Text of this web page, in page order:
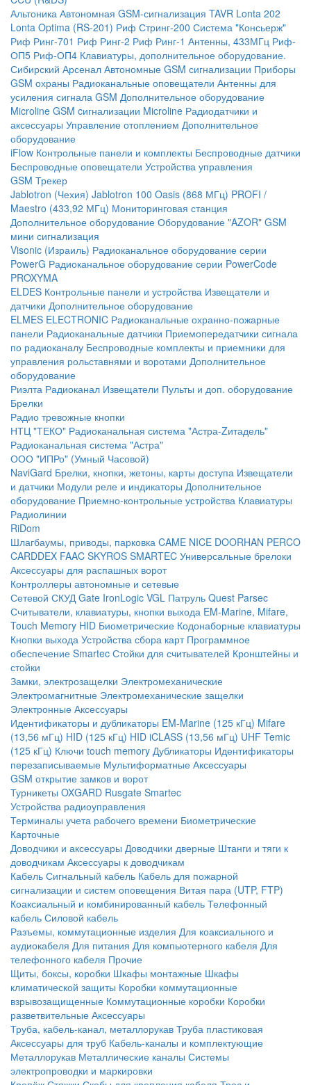
Альтоника Автономная GSM-сигнализация TAVR Lonta 202
Lonta Optima (RS-201) Риф Стринг-200 Система "Консьерж"
Риф Ринг-701 Риф Ринг-2 Риф Ринг-1 Антенны, 433МГц Риф-
ОП5 Риф-ОП4 Клавиатуры, дополнительное оборудование.
Сибирский Арсенал Автономные GSM сигнализации Приборы
GSM охраны Радиоканальные оповещатели Антенны для
усиления сигнала GSM Дополнительное оборудование
Microline GSM cигнализации Microline Радиодатчики и
аксессуары Управление отоплением Дополнительное
оборудование
iFlow Контрольные панели и комплекты Беспроводные датчики
Беспроводные оповещатели Устройства управления
GSM Трекер
Jablotron (Чехия) Jablotron 100 Oasis (868 МГц) PROFI /
Maestro (433,92 МГц) Мониторинговая станция
Дополнительное оборудование Оборудование "AZOR" GSM
мини сигнализация
Visonic (Израиль) Радиоканальное оборудование серии
PowerG Радиоканальное оборудование серии PowerCode
PROXYMA
ELDES Контрольные панели и устройства Извещатели и
датчики Дополнительное оборудование
ELMES ELECTRONIC Радиоканальные охранно-пожарные
панели Радиоканальные датчики Приемопередатчики сигнала
по радиоканалу Беспроводные комплекты и приемники для
управления рольставнями и воротами Дополнительное
оборудование
Риэлта Радиоканал Извещатели Пульты и доп. оборудование
Брелки
Радио тревожные кнопки
НТЦ "ТЕКО" Радиоканальная система "Астра-Zитадель"
Радиоканальная система "Астра"
ООО "ИПРо" (Умный Часовой)
NaviGard Брелки, кнопки, жетоны, карты доступа Извещатели
и датчики Модули реле и индикаторы Дополнительное
оборудование Приемно-контрольные устройства Клавиатуры
Радиолинии
RiDom
Шлагбаумы, приводы, парковка CAME NICE DOORHAN PERCO
CARDDEX FAAC SKYROS SMARTEC Универсальные брелоки
Аксессуары для распашных ворот
Контроллеры автономные и сетевые
Сетевой СКУД Gate IronLogic VGL Патруль Quest Parsec
Считыватели, клавиатуры, кнопки выхода EM-Marine, Mifare,
Touch Memory HID Биометрические Кодонаборные клавиатуры
Кнопки выхода Устройства сбора карт Программное
обеспечение Smartec Стойки для считывателей Кронштейны и
стойки
Замки, электрозащелки Электромеханические
Электромагнитные Электромеханические защелки
Электронные Аксессуары
Идентификаторы и дубликаторы EM-Marine (125 кГц) Mifare
(13,56 мГц) HID (125 кГц) HID iCLASS (13,56 мГц) UHF Temic
(125 кГц) Ключи touch memory Дубликаторы Идентификаторы
перезаписываемые Мультиформатные Аксессуары
GSM открытие замков и ворот
Турникеты OXGARD Rusgate Smartec
Устройства радиоуправления
Терминалы учета рабочего времени Биометрические
Карточные
Доводчики и аксессуары Доводчики дверные Штанги и тяги к
доводчикам Аксессуары к доводчикам
Кабель Сигнальный кабель Кабель для пожарной
сигнализации и систем оповещения Витая пара (UTP, FTP)
Коаксиальный и комбинированный кабель Телефонный
кабель Силовой кабель
Разъемы, коммутационные изделия Для коаксиального и
аудиокабеля Для питания Для компьютерного кабеля Для
телефонного кабеля Прочие
Щиты, боксы, коробки Шкафы монтажные Шкафы
климатической защиты Коробки коммутационные
взрывозащищенные Коммутационные коробки Коробки
разветвительные Аксессуары
Труба, кабель-канал, металлорукав Труба пластиковая
Аксессуары для труб Кабель-каналы и комплектующие
Металлорукав Металлические каналы Системы
электропроводки и маркировки